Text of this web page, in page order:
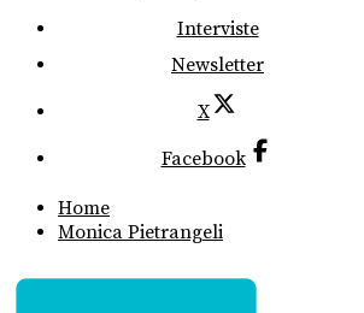
Interviste
Newsletter
X
Facebook
Home
Monica Pietrangeli